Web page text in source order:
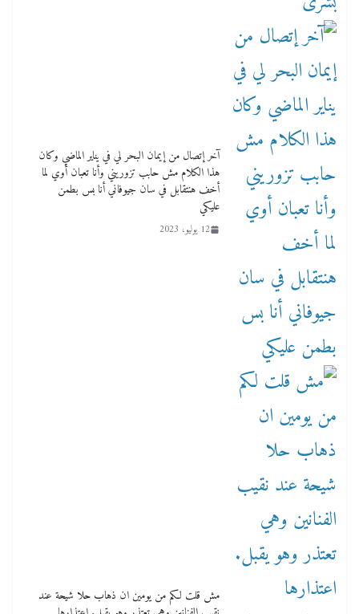
آخر إتصال من إيمان البحر لي في يناير الماضي وكان
هذا الكلام مش حابب تزوريني وأنا تعبان أوي لما
أخف هنتقابل في سان جيوفاني أنا بس بطمن
عليكي
12 يوليو، 2023
مش قلت لكم من يومين ان ذهاب حلا شيحة عند